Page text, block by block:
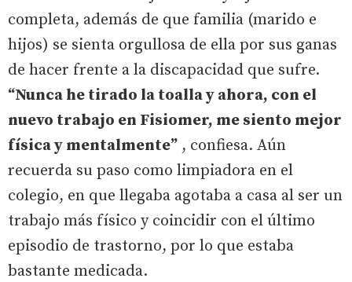
completa, además de que familia (marido e
hijos) se sienta orgullosa de ella por sus ganas
de hacer frente a la discapacidad que sufre.
“Nunca he tirado la toalla y ahora, con el
nuevo trabajo en Fisiomer, me siento mejor
física y mentalmente” , confiesa. Aún
recuerda su paso como limpiadora en el
colegio, en que llegaba agotaba a casa al ser un
trabajo más físico y coincidir con el último
episodio de trastorno, por lo que estaba
bastante medicada.